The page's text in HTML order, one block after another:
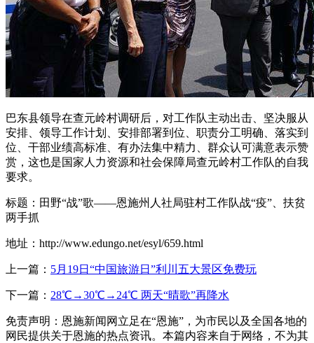
巴东县领导在查元岭村调研后，对工作队主动出击、坚决服从
安排、领导工作计划、安排部署到位、职责分工明确、落实到
位、干部业绩高标准、有办法集中精力、群众认可满意表示赞
赏，这也是国家人力资源和社会保障局查元岭村工作队的自我
要求。
标题：田野“战”歌——恩施州人社局驻村工作队战“疫”、扶贫
两手抓
地址：http://www.edungo.net/esyl/659.html
上一篇： 5月19日“中国旅游日”利川五大景区免费玩
下一篇： 28℃→30℃→24℃ 两天“晴歌”再降水
免责声明：恩施新闻网立足在“恩施”，为市民以及全国各地的
网民提供关于恩施的热点资讯。本篇内容来自于网络，不为其